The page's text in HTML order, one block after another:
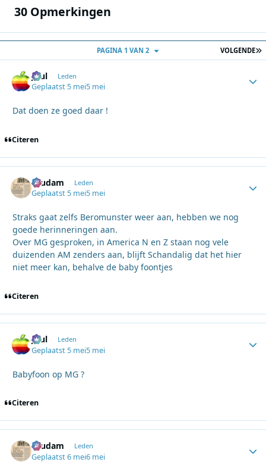
30 Opmerkingen
VOLGENDE
PAGINA 1 VAN 2
Juul Leden
Geplaatst 5 mei5 mei
Dat doen ze goed daar !
Citeren
ruudam Leden
Geplaatst 5 mei5 mei
Straks gaat zelfs Beromunster weer aan, hebben we nog
goede herinneringen aan.
Over MG gesproken, in America N en Z staan nog vele
duizenden AM zenders aan, blijft Schandalig dat het hier
niet meer kan, behalve de baby foontjes
Citeren
Juul Leden
Geplaatst 5 mei5 mei
Babyfoon op MG ?
Citeren
ruudam Leden
Geplaatst6 mei6 mei